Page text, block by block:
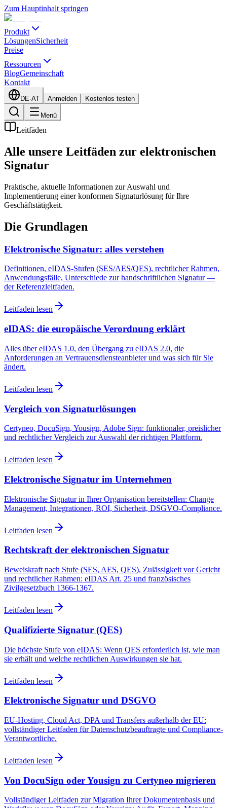
Zum Hauptinhalt springen
Produkt
LösungenSicherheit
Preise
Ressourcen
BlogGemeinschaft
Kontakt
DE-AT Anmelden Kostenlos testen
Menü
Leitfäden
Alle unsere Leitfäden zur elektronischen
Signatur
Praktische, aktuelle Informationen zur Auswahl und
Implementierung einer konformen Signaturlösung für Ihre
Geschäftstätigkeit.
Die Grundlagen
Elektronische Signatur: alles verstehen
Definitionen, eIDAS-Stufen (SES/AES/QES), rechtlicher Rahmen,
Anwendungsfälle, Unterschiede zur handschriftlichen Signatur —
der Referenzleitfaden.
Leitfaden lesen
eIDAS: die europäische Verordnung erklärt
Alles über eIDAS 1.0, den Übergang zu eIDAS 2.0, die
Anforderungen an Vertrauensdiensteanbieter und was sich für Sie
ändert.
Leitfaden lesen
Vergleich von Signaturlösungen
Certyneo, DocuSign, Yousign, Adobe Sign: funktionaler, preislicher
und rechtlicher Vergleich zur Auswahl der richtigen Plattform.
Leitfaden lesen
Elektronische Signatur im Unternehmen
Elektronische Signatur in Ihrer Organisation bereitstellen: Change
Management, Integrationen, ROI, Sicherheit, DSGVO-Compliance.
Leitfaden lesen
Rechtskraft der elektronischen Signatur
Beweiskraft nach Stufe (SES, AES, QES), Zulässigkeit vor Gericht
und rechtlicher Rahmen: eIDAS Art. 25 und französisches
Zivilgesetzbuch 1366-1367.
Leitfaden lesen
Qualifizierte Signatur (QES)
Die höchste Stufe von eIDAS: Wenn QES erforderlich ist, wie man
sie erhält und welche rechtlichen Auswirkungen sie hat.
Leitfaden lesen
Elektronische Signatur und DSGVO
EU-Hosting, Cloud Act, DPA und Transfers außerhalb der EU:
vollständiger Leitfaden für Datenschutzbeauftragte und Compliance-
Verantwortliche.
Leitfaden lesen
Von DocuSign oder Yousign zu Certyneo migrieren
Vollständiger Leitfaden zur Migration Ihrer Dokumentenbasis und